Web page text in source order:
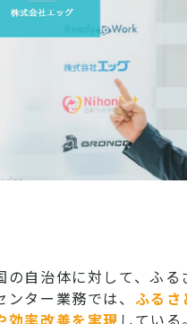
自治体に対して、ふる
ンター業務では、 ふるさ
効率改善を実現 している。